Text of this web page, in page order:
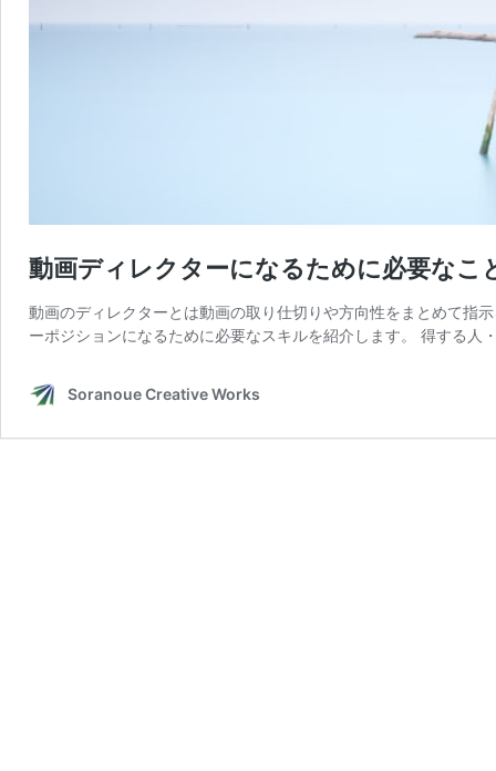
動画ディレクターになるために必要なこ
動画のディレクターとは動画の取り仕切りや方向性をまとめて指
ーポジションになるために必要なスキルを紹介します。 得する
Soranoue Creative Works